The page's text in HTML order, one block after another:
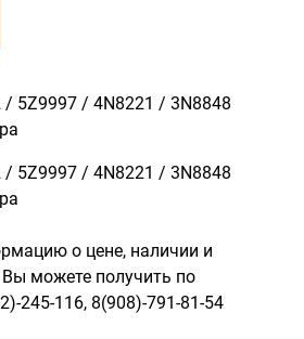
/ 5Z9997 / 4N8221 / 3N8848
/ 5Z9997 / 4N8221 / 3N8848
о цене, наличии и
можете получить по
245-116, 8(908)-791-81-54